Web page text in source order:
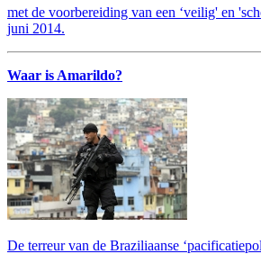
met de voorbereiding van een ‘veilig' en
juni 2014.
Waar is Amarildo?
De terreur van de Braziliaanse